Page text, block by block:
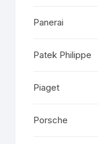
Panerai
Patek Philippe
Piaget
Porsche